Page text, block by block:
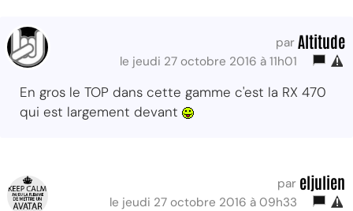
par Altitude
le jeudi 27 octobre 2016 à 11h01
En gros le TOP dans cette gamme c'est la RX 470
qui est largement devant
par eljulien
le jeudi 27 octobre 2016 à 09h33